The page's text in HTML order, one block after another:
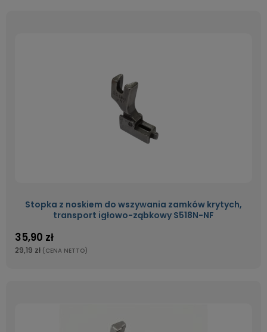
Stopka z noskiem do wszywania zamków krytych,
transport igłowo-ząbkowy S518N-NF
35,90 zł
29,19 zł (CENA NETTO)